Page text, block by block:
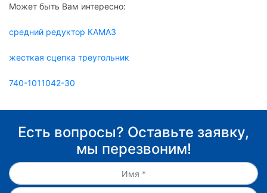
Может быть Вам интересно:
средний редуктор КАМАЗ
жесткая сцепка треугольник
740-1011042-30
Есть вопросы? Оставьте заявку,
мы перезвоним!